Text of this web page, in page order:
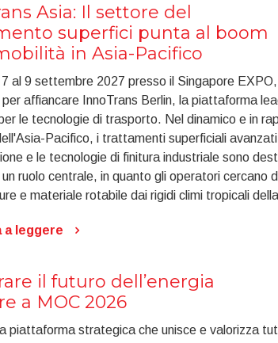
Asia: Il settore del
superfici punta al boom
in Asia-Pacifico
al 9 settembre 2027 presso il Singapore
affiancare InnoTrans Berlin, la piattaforma
le tecnologie di trasporto. Nel dinamico e in
Pacifico, i trattamenti superficiali
e le tecnologie di finitura industriale sono
ruolo centrale, in quanto gli operatori cercano
e materiale rotabile dai rigidi climi tropicali
a leggere
il futuro dell’energia
a MOC 2026
piattaforma strategica che unisce e valorizza